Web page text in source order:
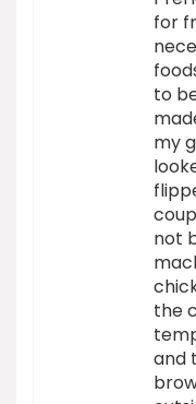
for
to
my
not
the
and